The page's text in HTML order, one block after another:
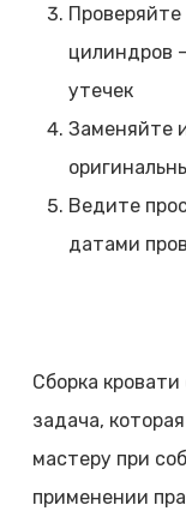
цилиндров
утечек
Заменяйте
Ведите
датами
Сборка
задача,
мастеру при
применении